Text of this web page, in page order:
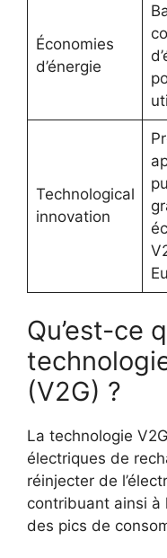
Économies
d’énergie
Technological
innovation
Qu’est-ce
(V2G) ?
La technologie
électriques de
réinjecter de
contribuant ainsi à
des pics de